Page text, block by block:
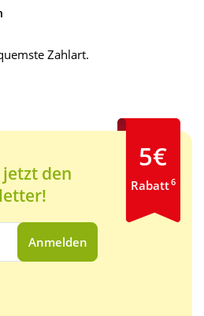
Zahlart.
den
Anmelden
5€
Rabatt6